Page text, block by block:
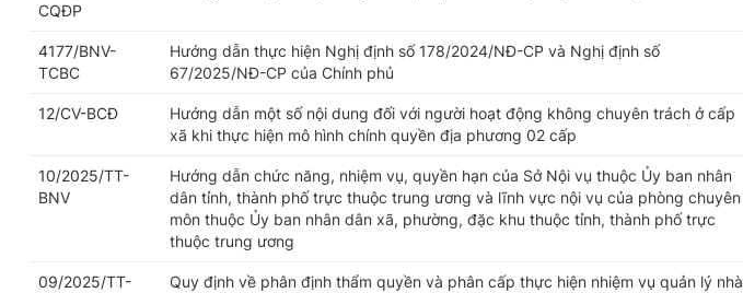
CQĐP
4177/BNV-
TCBC
Hướng dẫn thực hiện Nghị định số 178/2024/NĐ-CP và Nghị định số
67/2025/NĐ-CP của Chính phủ
12/CV-BCĐ
Hướng dẫn một số nội dung đối với người hoạt động không chuyên trách ở cấp
xã khi thực hiện mô hình chính quyền địa phương 02 cấp
10/2025/TT-
BNV
Hướng dẫn chức năng, nhiệm vụ, quyền hạn của Sở Nội vụ thuộc Ủy ban nhân
dân tỉnh, thành phố trực thuộc trung ương và lĩnh vực nội vụ của phòng chuyên
môn thuộc Ủy ban nhân dân xã, phường, đặc khu thuộc tỉnh, thành phố trực
thuộc trung ương
09/2025/TT-
Quy định về phân định thẩm quyền và phân cấp thực hiện nhiệm vụ quản lý nhà